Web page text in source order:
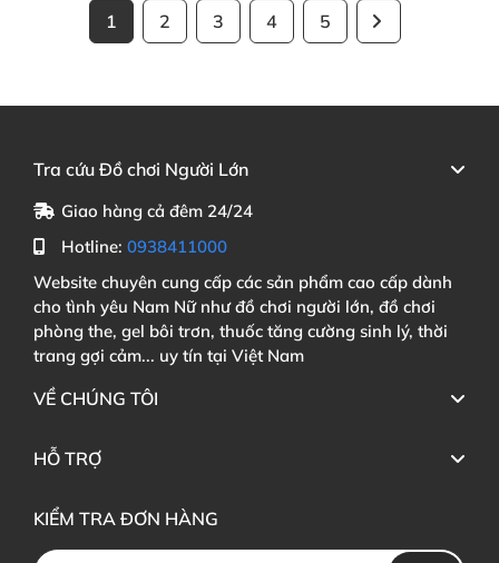
1 2 3 4 5
Tra cứu Đồ chơi Người Lớn
Giao hàng cả đêm 24/24
Hotline: 0938411000
Website chuyên cung cấp các sản phẩm cao cấp dành
cho tình yêu Nam Nữ như đồ chơi người lớn, đồ chơi
phòng the, gel bôi trơn, thuốc tăng cường sinh lý, thời
trang gợi cảm... uy tín tại Việt Nam
VỀ CHÚNG TÔI
HỖ TRỢ
KIỂM TRA ĐƠN HÀNG